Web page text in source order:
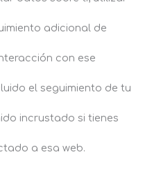
adicional de
con ese
el seguimiento de tu
incrustado si tienes
a esa web.